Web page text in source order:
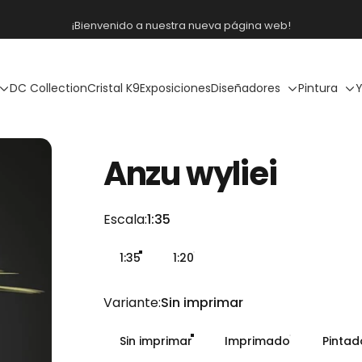
Envío gratis a partir de 300€
DC CollectionCristal K9ExposicionesDiseñadores Pintura
Anzuwyliei
Escala
Escala:1:35
1:35 1:20
Variante
Variante:Sin imprimar
Sin imprimar Imprimado